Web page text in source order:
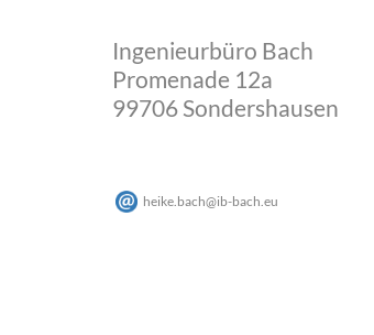
Ingenieurbüro Bach
Promenade 12a
99706 Sondershausen
heike.bach@ib-bach eu